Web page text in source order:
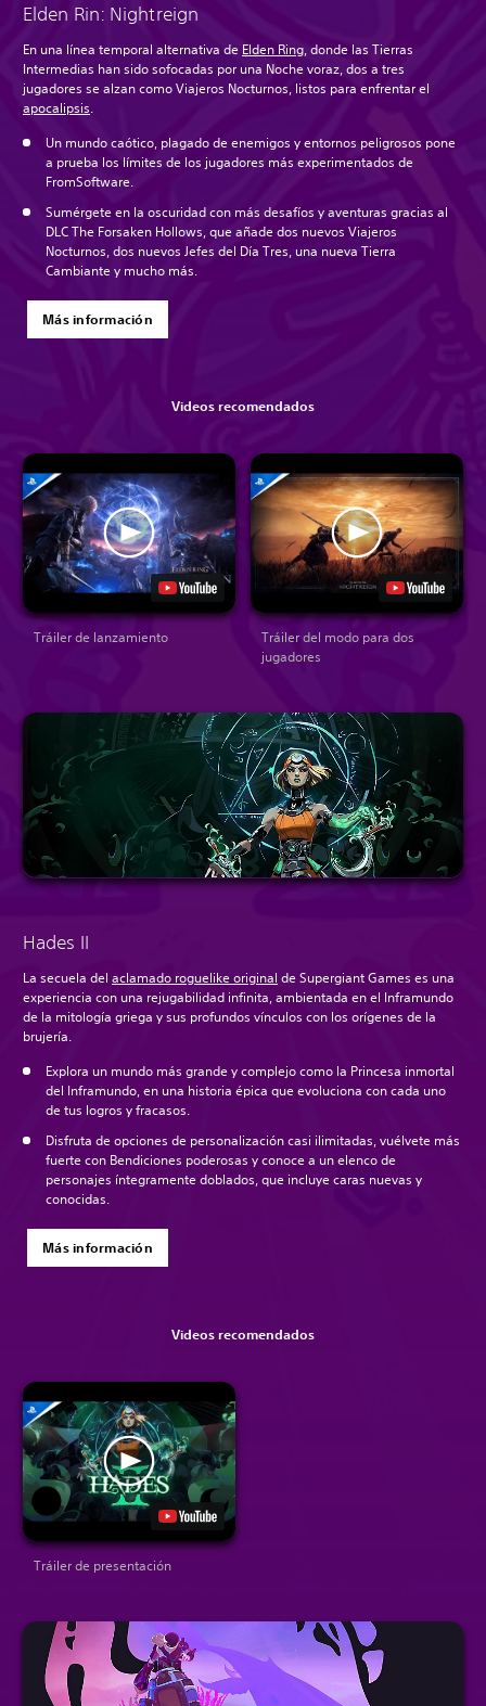
Elden Rin: Nightreign
En una línea temporal alternativa de Elden Ring, donde las Tierras
Intermedias han sido sofocadas por una Noche voraz, dos a tres
jugadores se alzan como Viajeros Nocturnos, listos para enfrentar el
apocalipsis.
Un mundo caótico, plagado de enemigos y entornos peligrosos pone
a prueba los límites de los jugadores más experimentados de
FromSoftware.
Sumérgete en la oscuridad con más desafíos y aventuras gracias al
DLC The Forsaken Hollows, que añade dos nuevos Viajeros
Nocturnos, dos nuevos Jefes del Día Tres, una nueva Tierra
Cambiante y mucho más.
Más información
Videos recomendados
Tráiler de lanzamiento
Tráiler del modo para dos
jugadores
Hades II
La secuela del aclamado roguelike original de Supergiant Games es una
experiencia con una rejugabilidad infinita, ambientada en el Inframundo
de la mitología griega y sus profundos vínculos con los orígenes de la
brujería.
Explora un mundo más grande y complejo como la Princesa inmortal
del Inframundo, en una historia épica que evoluciona con cada uno
de tus logros y fracasos.
Disfruta de opciones de personalización casi ilimitadas, vuélvete más
fuerte con Bendiciones poderosas y conoce a un elenco de
personajes íntegramente doblados, que incluye caras nuevas y
conocidas.
Más información
Videos recomendados
Tráiler de presentación